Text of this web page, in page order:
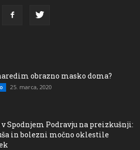
obrazno masko doma?
25. marca, 2020
Spodnjem Podravju na preizkušnji:
in bolezni močno oklestile